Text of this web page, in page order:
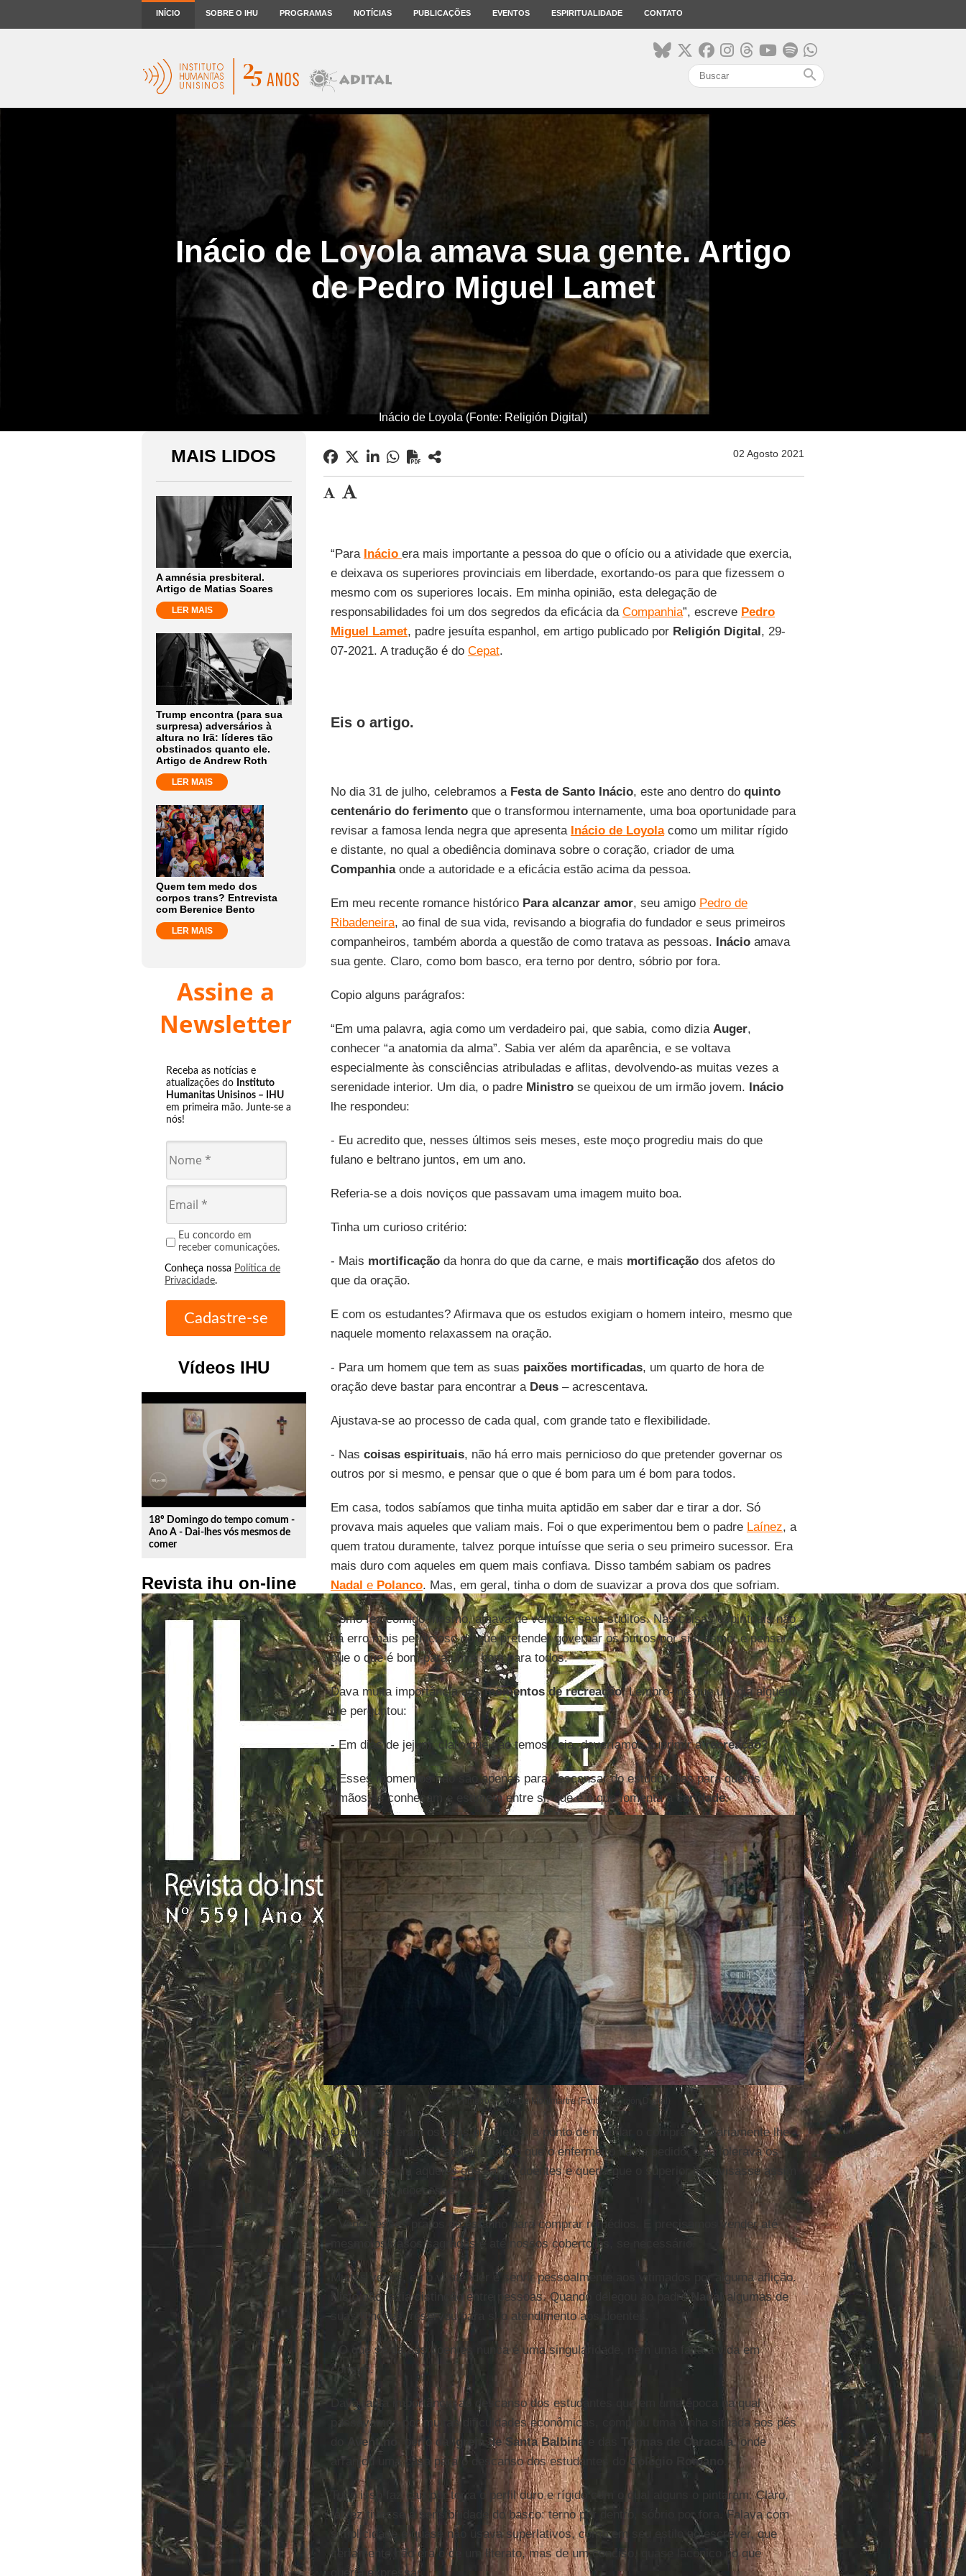
INÍCIO SOBRE O IHU PROGRAMAS NOTÍCIAS PUBLICAÇÕES EVENTOS ESPIRITUALIDADE CONTATO
search
Inácio de Loyola amava sua gente. Artigo
de Pedro Miguel Lamet
Inácio de Loyola (Fonte: Religión Digital)
MAIS LIDOS
A amnésia presbiteral.
Artigo de Matias Soares
LER MAIS
Trump encontra (para sua
surpresa) adversários à
altura no Irã: líderes tão
obstinados quanto ele.
Artigo de Andrew Roth
LER MAIS
Quem tem medo dos
corpos trans? Entrevista
com Berenice Bento
LER MAIS
Assine a
Newsletter
Receba as notícias e
atualizações do Instituto
Humanitas Unisinos – IHU
em primeira mão. Junte-se a
nós!
Eu concordo em
receber comunicações.
Conheça nossa Política de
Privacidade.
Vídeos IHU
play_circle_outline
18º Domingo do tempo comum -
Ano A - Dai-lhes vós mesmos de
comer
Revista ihu on-line
02 Agosto 2021
“Para Inácio era mais importante a pessoa do que o ofício ou a atividade que exercia,
e deixava os superiores provinciais em liberdade, exortando-os para que fizessem o
mesmo com os superiores locais. Em minha opinião, esta delegação de
responsabilidades foi um dos segredos da eficácia da Companhia”, escreve Pedro
Miguel Lamet, padre jesuíta espanhol, em artigo publicado por Religión Digital, 29-
07-2021. A tradução é do Cepat.
Eis o artigo.
No dia 31 de julho, celebramos a Festa de Santo Inácio, este ano dentro do quinto
centenário do ferimentoque o transformou internamente, uma boa oportunidade para
revisar a famosa lenda negra que apresenta Inácio de Loyolacomo um militar rígido
e distante, no qual a obediência dominava sobre o coração, criador de uma
Companhiaonde a autoridade e a eficácia estão acima da pessoa.
Em meu recente romance histórico Para alcanzar amor, seu amigo Pedro de
Ribadeneira, ao final de sua vida, revisando a biografia do fundador e seus primeiros
companheiros, também aborda a questão de como tratava as pessoas. Inácioamava
sua gente. Claro, como bom basco, era terno por dentro, sóbrio por fora.
Copio alguns parágrafos:
“Em uma palavra, agia como um verdadeiro pai, que sabia, como dizia Auger,
conhecer “a anatomia da alma”. Sabia ver além da aparência, e se voltava
especialmente às consciências atribuladas e aflitas, devolvendo-as muitas vezes a
serenidade interior. Um dia, o padre Ministrose queixou de um irmão jovem. Inácio
lhe respondeu:
- Eu acredito que, nesses últimos seis meses, este moço progrediu mais do que
fulano e beltrano juntos, em um ano.
Referia-se a dois noviços que passavam uma imagem muito boa.
Tinha um curioso critério:
- Mais mortificaçãoda honra do que da carne, e mais mortificaçãodos afetos do
que da oração.
E com os estudantes? Afirmava que os estudos exigiam o homem inteiro, mesmo que
naquele momento relaxassem na oração.
- Para um homem que tem as suas paixões mortificadas, um quarto de hora de
oração deve bastar para encontrar a Deus– acrescentava.
Ajustava-se ao processo de cada qual, com grande tato e flexibilidade.
- Nas coisas espirituais, não há erro mais pernicioso do que pretender governar os
outros por si mesmo, e pensar que o que é bom para um é bom para todos.
Em casa, todos sabíamos que tinha muita aptidão em saber dar e tirar a dor. Só
provava mais aqueles que valiam mais. Foi o que experimentou bem o padre Laínez, a
quem tratou duramente, talvez porque intuísse que seria o seu primeiro sucessor. Era
mais duro com aqueles em quem mais confiava. Disso também sabiam os padres
Nadal e Polanco. Mas, em geral, tinha o dom de suavizar a prova dos que sofriam.
Como fez comigo mesmo, amava de verdade seus súditos. Nas coisas espirituais não
há erro mais pernicioso do que pretender governar os outros por si mesmo, e pensar
que o que é bom para um é bom para todos.
Dava muita importância aosmomentos de recreação. Lembro-me que um dia alguém
lhe perguntou:
- Em dias de jejum, claro que não temos ceia, deveríamos suprimir arecreação?
- Esses momentos não são apenas para descansar do estudo, mas para que os
irmãos se conheçam e estimem entre si, que é o que fomenta a caridade.
Primeiros votos de Montmartre (Fonte: Religión Digital)
Os doentes eram os seus prediletos, a ponto de mandar o comprador diariamente lhe
informar se tinha ido adquirir tudo o que o enfermeiro havia pedido. Não tolerava os
descuidos com aqueles que caiam doentes e queria que o superior lhe avisasse assim
que alguém adoecesse.
- Venda esses pratos de estanho para comprar remédios. E precisamos vender até
mesmo os vasos sagrados e até nossos cobertores, se necessário.
Muitas vezes, eu o vi atender e servir pessoalmente aos vitimados por alguma aflição.
Nisto não fazia distinção entre pessoas. Quando delegou ao padreNadal
algumas de
suas funções, reservou para si o atendimento aos doentes.
- O que se dá aos doentes nunca é uma singularidade, nem uma falta à vida em
comum.
Dava tanta importância ao descanso dos estudantes que em uma época na qual
passávamos por muitas dificuldades econômicas, comprou uma vinha situada aos pés
Aventino , perto da Igreja de Santa Balbina Termas de Caracala, onde
arranjou uma casa para o descanso dos estudantes do Colégio Romano
Tudo isso faz cair por terra o perfil duro e rígido com o qual alguns o pintaram. Claro,
talvez tivesse a sensibilidade do basco: terno por dentro, sóbrio por fora. Falava com
simplicidade e quase não usava superlativos, como em seu estilo ao escrever, que
certamente não era o de um literato, mas de um conciso, quase lacônico no que
queria expressar.